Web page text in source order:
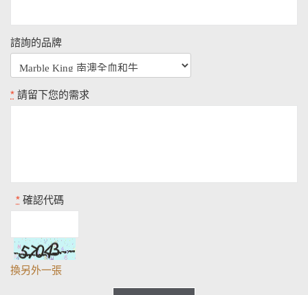
諮詢的品牌
* 請留下您的需求
* 確認代碼
換另外一張